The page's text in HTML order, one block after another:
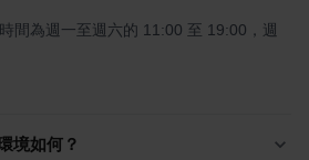
間為週一至週六的 11:00 至 19:00，週
境如何？